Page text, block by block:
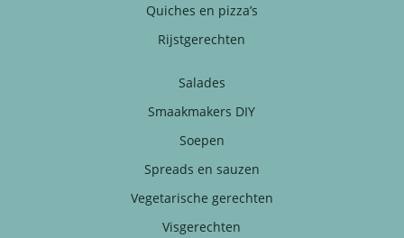
Quiches en pizza’s
Rijstgerechten
Salades
Smaakmakers DIY
Soepen
Spreads en sauzen
Vegetarische gerechten
Visgerechten